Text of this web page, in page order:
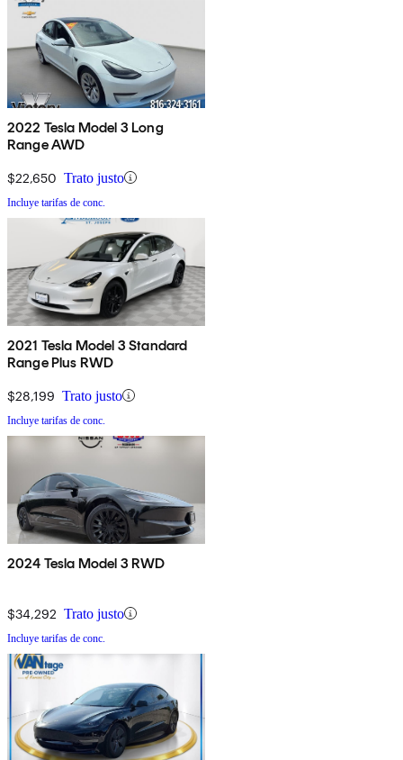
2022 Tesla Model 3 Long
Range AWD
$22,650 Trato justo
Incluye tarifas de conc.
2021 Tesla Model 3 Standard
Range Plus RWD
$28,199 Trato justo
Incluye tarifas de conc.
2024 Tesla Model 3 RWD
$34,292 Trato justo
Incluye tarifas de conc.